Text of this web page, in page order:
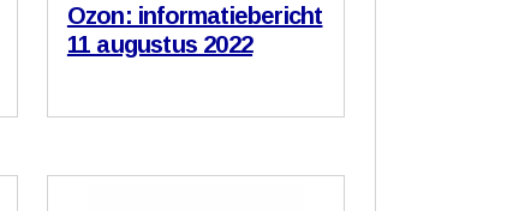
Ozon: informatiebericht
11 augustus 2022